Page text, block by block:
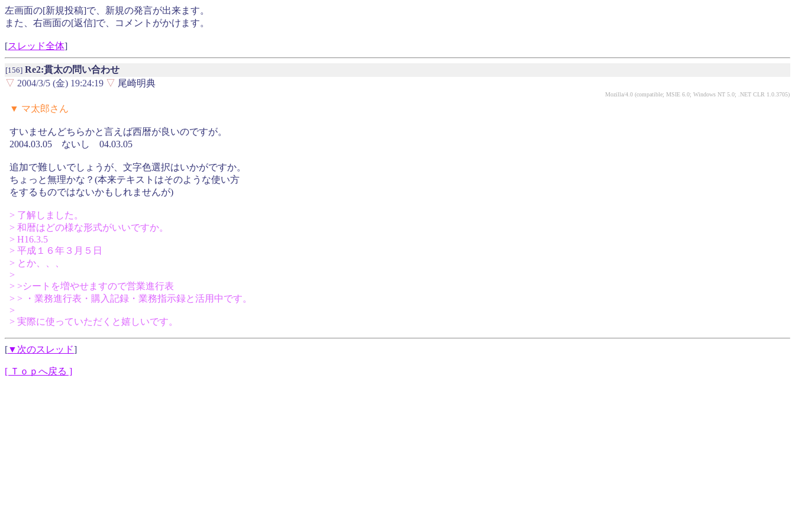
左画面の[新規投稿]で、新規の発言が出来ます。
また、右画面の[返信]で、コメントがかけます。
[スレッド全体]
[156] Re2:貫太の問い合わせ
▽ 2004/3/5 (金) 19:24:19 ▽ 尾崎明典
Mozilla/4.0 (compatible; MSIE 6.0; Windows NT 5.0; .NET CLR 1.0.3705)
▼ マ太郎さん
すいませんどちらかと言えば西暦が良いのですが。
2004.03.05 ないし 04.03.05
追加で難しいでしょうが、文字色選択はいかがですか。
ちょっと無理かな？(本来テキストはそのような使い方
をするものではないかもしれませんが)
> 了解しました。
> 和暦はどの様な形式がいいですか。
> H16.3.5
> 平成１６年３月５日
> とか、、、
>
> >シートを増やせますので営業進行表
> > ・業務進行表・購入記録・業務指示録と活用中です。
>
> 実際に使っていただくと嬉しいです。
[▼次のスレッド]
[ Ｔｏｐへ戻る ]